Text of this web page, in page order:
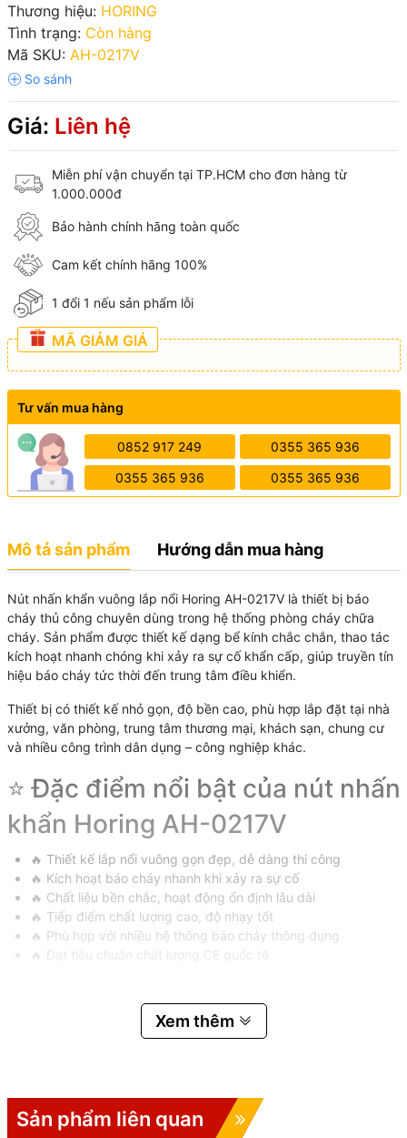
Thương hiệu: HORING
Tình trạng: Còn hàng
Mã SKU: AH-0217V
Giá: Liên hệ
Miễn phí vận chuyển tại TP.HCM cho đơn hàng từ
1.000.000đ
Bảo hành chính hãng toàn quốc
Cam kết chính hãng 100%
1 đổi 1 nếu sản phẩm lỗi
MÃ GIẢM GIÁ
Tư vấn mua hàng
0852 917 249 0355 365 936
0355 365 936 0355 365 936
Mô tả sản phẩm Hướng dẫn mua hàng
Nút nhấn khẩn vuông lắp nổi Horing AH-0217V là thiết bị báo
cháy thủ công chuyên dùng trong hệ thống phòng cháy chữa
cháy. Sản phẩm được thiết kế dạng bể kính chắc chắn, thao tác
kích hoạt nhanh chóng khi xảy ra sự cố khẩn cấp, giúp truyền tín
hiệu báo cháy tức thời đến trung tâm điều khiển.
Thiết bị có thiết kế nhỏ gọn, độ bền cao, phù hợp lắp đặt tại nhà
xưởng, văn phòng, trung tâm thương mại, khách sạn, chung cư
và nhiều công trình dân dụng – công nghiệp khác.
⭐ Đặc điểm nổi bật của nút nhấn
khẩn Horing AH-0217V
🔥 Thiết kế lắp nổi vuông gọn đẹp, dễ dàng thi công
🔥 Kích hoạt báo cháy nhanh khi xảy ra sự cố
🔥 Chất liệu bền chắc, hoạt động ổn định lâu dài
🔥 Tiếp điểm chất lượng cao, độ nhạy tốt
🔥 Phù hợp với nhiều hệ thống báo cháy thông dụng
🔥 Đạt tiêu chuẩn chất lượng CE quốc tế
📌 Thông Số Kỹ Thuật Nút
0217V
🏷️ Mã sản phẩm:AH-0217V
Xem thêm
Sản phẩm liên quan